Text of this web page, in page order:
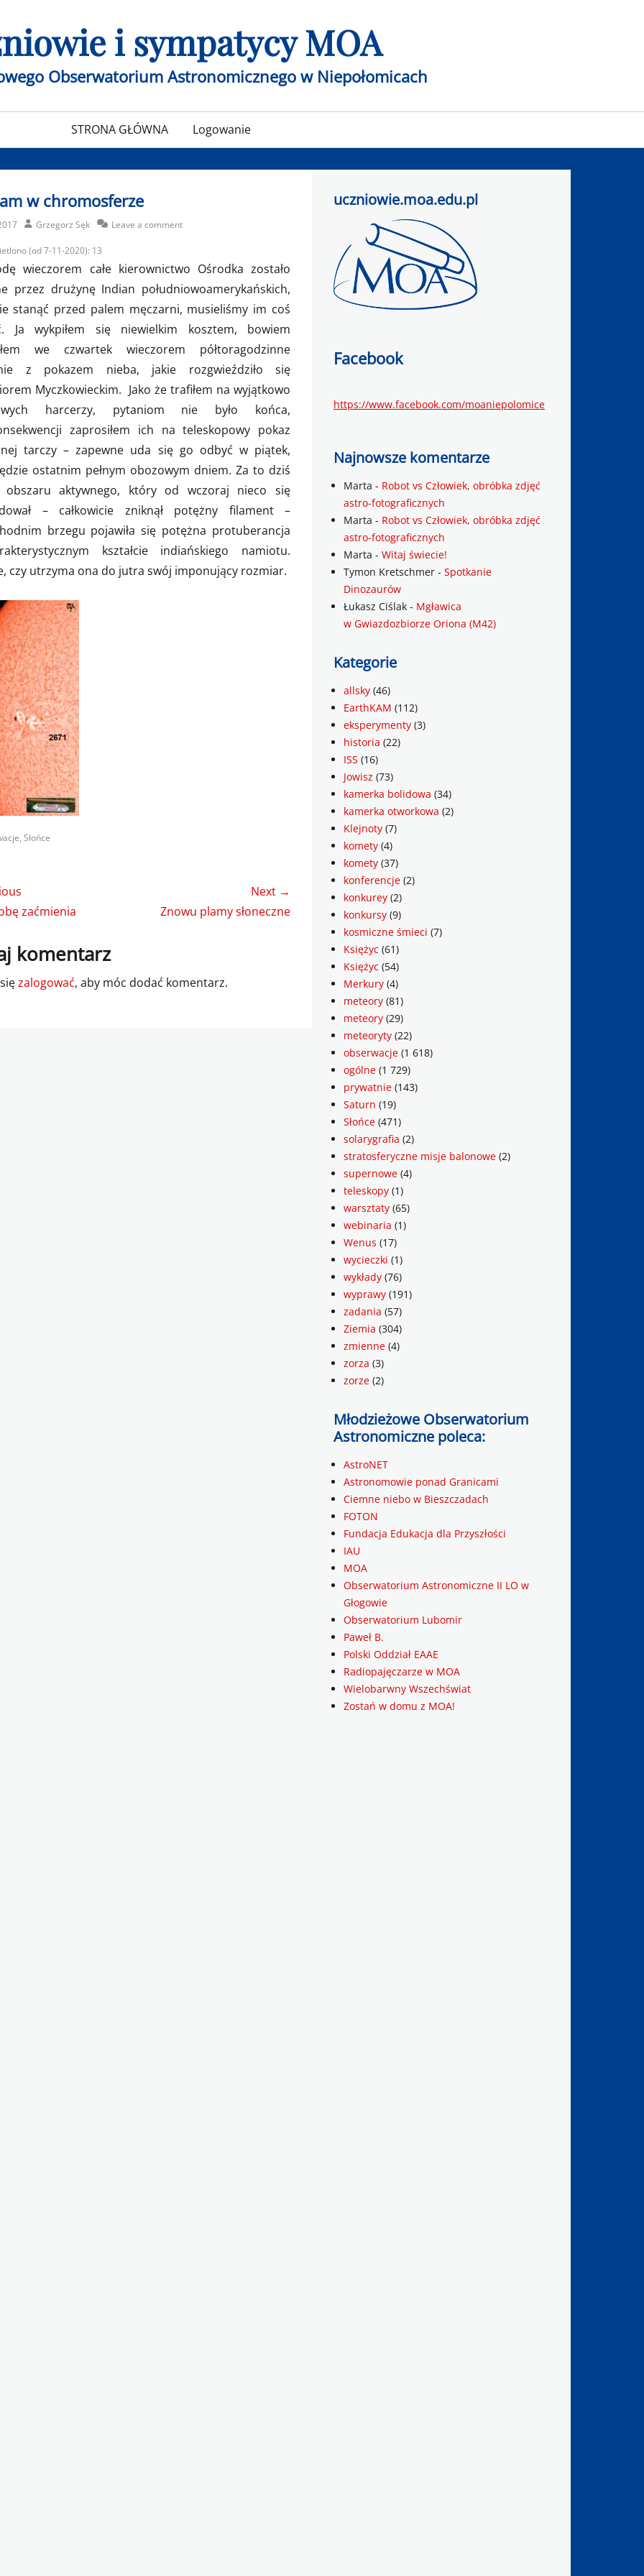
i sympatycy MOA
Obserwatorium Astronomicznego w Niepołomicach
STRONA GŁÓWNA Logowanie
w chromosferze
Author
Grzegorz Sęk Leave a comment
(od 7-11-2020): 13
wieczorem całe kierownictwo Ośrodka zostało
przez drużynę Indian południowoamerykańskich,
stanąć przed palem męczarni, musieliśmy im coś
Ja wykpiłem się niewielkim kosztem, bowiem
we czwartek wieczorem półtoragodzinne
z pokazem nieba, jakie rozgwieździło się
Myczkowieckim. Jako że trafiłem na wyjątkowo
harcerzy, pytaniom nie było końca,
zaprosiłem ich na teleskopowy pokaz
tarczy – zapewne uda się go odbyć w piątek,
ostatnim pełnym obozowym dniem. Za to dziś
obszaru aktywnego, który od wczoraj nieco się
– całkowicie zniknął potężny filament –
brzegu pojawiła się potężna protuberancja
kształcie indiańskiego namiotu.
czy utrzyma ona do jutra swój imponujący rozmiar.
, Słońce
zaćmienia
Next →
Znowu plamy słoneczne
komentarz
zalogować, aby móc dodać komentarz.
uczniowie.moa.edu.pl
Facebook
https://www.facebook.com/moaniepolomice
Najnowsze komentarze
Marta - Robot vs Człowiek, obróbka zdjęć
astro-fotograficznych
Marta - Robot vs Człowiek, obróbka zdjęć
astro-fotograficznych
Marta - Witaj świecie!
Tymon Kretschmer - Spotkanie
Dinozaurów
Łukasz Ciślak - Mgławica
w Gwiazdozbiorze Oriona (M42)
Kategorie
allsky (46)
EarthKAM (112)
eksperymenty (3)
historia (22)
ISS (16)
Jowisz (73)
kamerka bolidowa (34)
kamerka otworkowa (2)
Klejnoty (7)
komety (4)
komety (37)
konferencje (2)
konkurey (2)
konkursy (9)
kosmiczne śmieci (7)
Księżyc (61)
Księżyc (54)
Merkury (4)
meteory (81)
meteory (29)
meteoryty (22)
obserwacje (1 618)
ogólne (1 729)
prywatnie (143)
Saturn (19)
Słońce (471)
solarygrafia (2)
stratosferyczne misje balonowe (2)
supernowe (4)
teleskopy (1)
warsztaty (65)
webinaria (1)
Wenus (17)
wycieczki (1)
wykłady (76)
wyprawy (191)
zadania (57)
Ziemia (304)
zmienne (4)
zorza (3)
zorze (2)
Młodzieżowe Obserwatorium
Astronomiczne poleca:
AstroNET
Astronomowie ponad Granicami
Ciemne niebo w Bieszczadach
FOTON
Fundacja Edukacja dla Przyszłości
IAU
MOA
Obserwatorium Astronomiczne II LO w
Głogowie
Obserwatorium Lubomir
Paweł B.
Polski Oddział EAAE
Radiopajęczarze w MOA
Wielobarwny Wszechświat
Zostań w domu z MOA!